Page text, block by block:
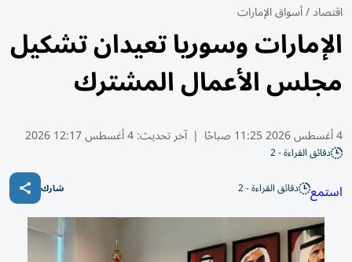
اقتصاد/أسواق الإمارات
الإمارات وسوريا تعيدان تشكيل
مجلس الأعمال المشترك
4 أغسطس 2026 11:25 صباحًا | آخر تحديث:4 أغسطس 12:17 2026
دقائق القراءة - 2
استمع دقائق القراءة - 2 شارك